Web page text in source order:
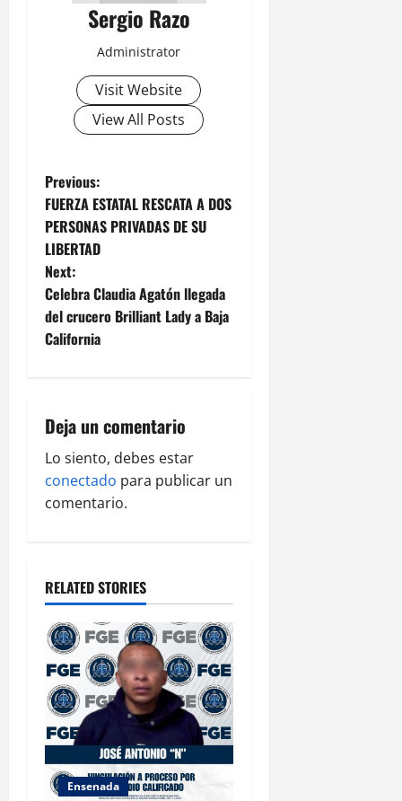
Sergio Razo
Administrator
Visit Website
View All Posts
P
o
s
t
n
v
i
g
i
o
n
Previous:
FUERZA ESTATAL RESCATA A DOS
PERSONAS PRIVADAS DE SU
LIBERTAD
Next:
Celebra Claudia Agatón llegada
del crucero Brilliant Lady a Baja
California
Deja un comentario
Lo siento, debes estar
conectado para publicar un
comentario.
RELATED STORIES
Ensenada